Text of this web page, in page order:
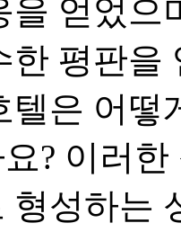
을 얻었으
한 평판을
텔은 어떻
? 이러
형성하는